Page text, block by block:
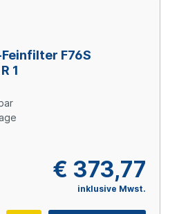
F76S
1
€ 373,77
inklusive Mwst.